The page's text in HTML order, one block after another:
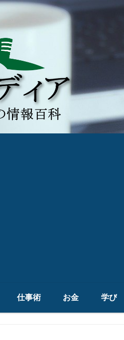
仕事術 お金 学び